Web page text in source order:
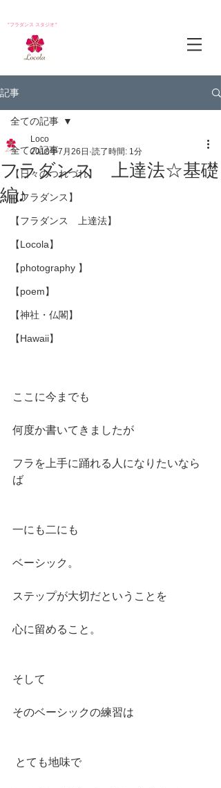
*フラダンス スタジオ*
記事
全ての記事
【日々のつれづれ】
【フラダンス】
【フラダンス 上達法】
【Locola】
【photography 】
【poem】
【神社・仏閣】
【Hawaii】
全ての記事
フラダンス 上達法☆基礎
編♪
Loco
2018年7月26日 読了時間: 1分
ここに今までも
何度か書いてきましたが
フラを上手に踊れる人になりたいなら
ば
一にも二にも
ベーシック。
ステップが大切だということを
心に留めること。
そして
そのベーシックの練習は
とても地味で